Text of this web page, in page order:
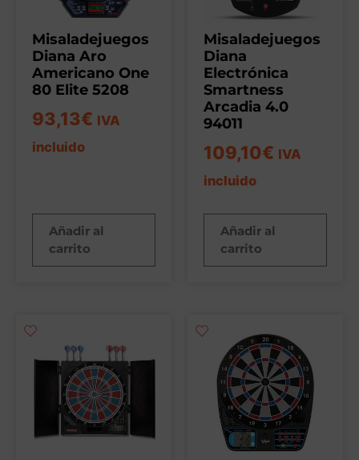
Misaladejuegos
Diana Aro
Americano One
80 Elite 5208
93,13€ IVA
incluido
Añadir al
carrito
Misaladejuegos
Diana
Electrónica
Smartness
Arcadia 4.0
94011
109,10€ IVA
incluido
Añadir al
carrito